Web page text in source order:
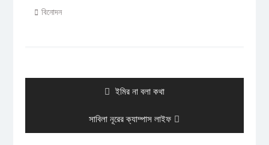
বিনোদন
Previous
ইমির না বলা কথা
Next
post:
সাবিলা নূরের ক্যাম্পাস লাইফ